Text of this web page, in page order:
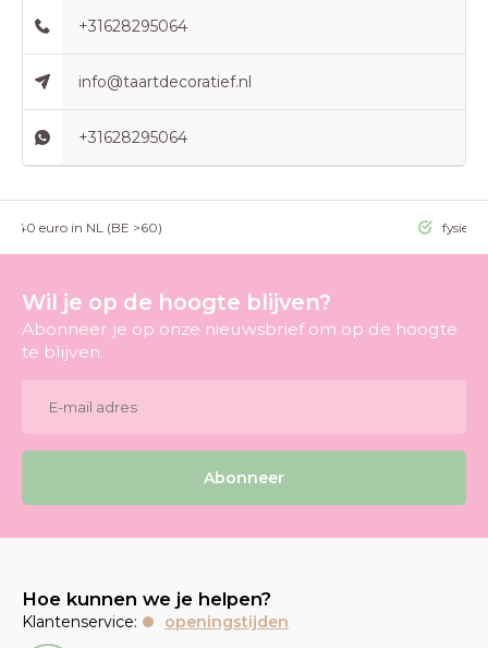
+31628295064
info@taartdecoratief.nl
+31628295064
>40 euro in NL (BE >60) fysieke
Wil je op de hoogte blijven?
Abonneer je op onze nieuwsbrief om op de hoogte
te blijven.
Abonneer
Hoe kunnen we je helpen?
Klantenservice:
openingstijden